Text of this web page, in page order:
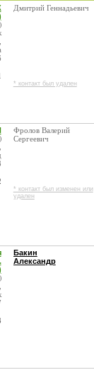
Дмитрий Геннадьевич
* контакт был удален
Фролов Валерий
Сергеевич
* контакт был изменен или
удален
Бакин
Александр